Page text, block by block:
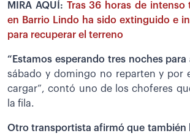
MIRA AQUÍ: Tras 36 horas de intenso
en Barrio Lindo ha sido extinguido e
para recuperar el terreno
“Estamos esperando tres noches para
sábado y domingo no reparten y por
cargar”, contó uno de los choferes
la fila.
Otro transportista afirmó que también